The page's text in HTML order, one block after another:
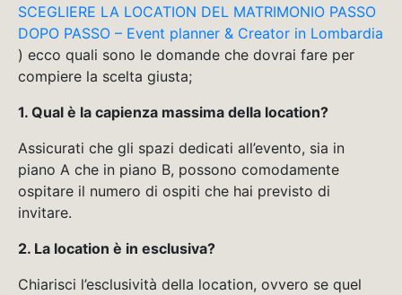
SCEGLIERE LA LOCATION DEL MATRIMONIO PASSO
DOPO PASSO – Event planner & Creator in Lombardia
) ecco quali sono le domande che dovrai fare per
compiere la scelta giusta;
1. Qual è la capienza massima della location?
Assicurati che gli spazi dedicati all’evento, sia in
piano A che in piano B, possono comodamente
ospitare il numero di ospiti che hai previsto di
invitare.
2. La location è in esclusiva?
Chiarisci l’esclusività della location, ovvero se quel